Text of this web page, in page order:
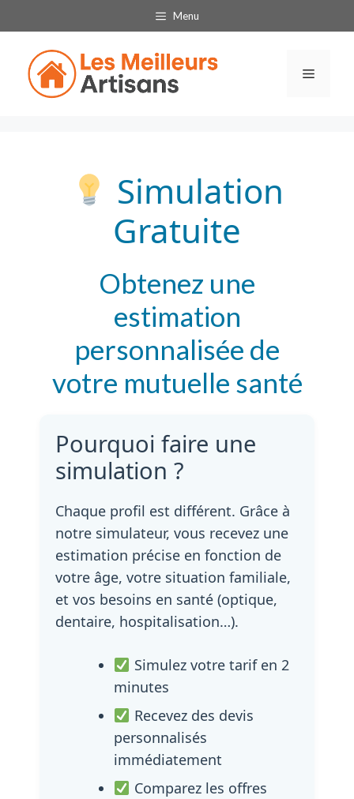
au
contenu
Menu
Menu
Simulation
Gratuite
Obtenez une
estimation
personnalisée de
votre mutuelle santé
Pourquoi faire une
simulation ?
Chaque profil est différent. Grâce à
notre simulateur, vous recevez une
estimation précise en fonction de
votre âge, votre situation familiale,
et vos besoins en santé (optique,
dentaire, hospitalisation…).
Simulez votre tarif en 2
minutes
Recevez des devis
personnalisés
immédiatement
Comparez les offres